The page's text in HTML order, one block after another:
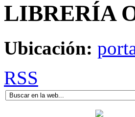
LIBRERÍA
Ubicación:
RSS